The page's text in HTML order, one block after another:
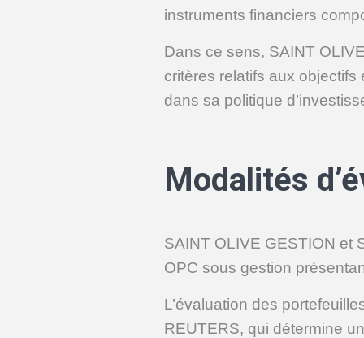
instruments financiers
Dans ce sens, SAINT
critères relatifs aux
dans sa politique
Modalités
SAINT OLIVE GESTION et
OPC sous gestion
L’évaluation des
REUTERS, qui détermine